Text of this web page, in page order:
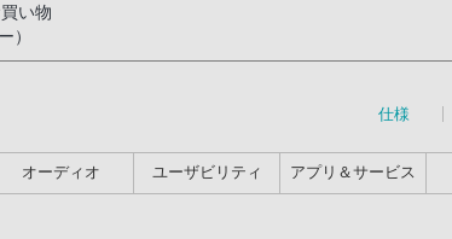
い物
）
仕様
オーディオ ユーザビリティ アプリ＆サービス